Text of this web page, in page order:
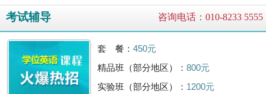
考试辅导 咨询电话：010-8233 5555
套 餐： 450元
精品班（部分地区）： 800元
实验班（部分地区）： 1200元